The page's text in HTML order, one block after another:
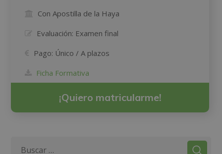
Con Apostilla de la Haya
Evaluación: Examen final
Pago: Único / A plazos
Ficha Formativa
¡Quiero matricularme!